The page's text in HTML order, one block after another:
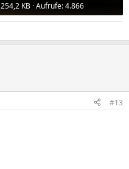
254,2 KB · Aufrufe: 4.866
#13